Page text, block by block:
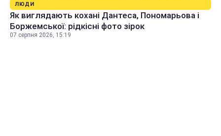
ЛЮДИ
Як виглядають кохані Дантеса, Пономарьова і
Боржемської: рідкісні фото зірок
07 серпня 2026, 15:19